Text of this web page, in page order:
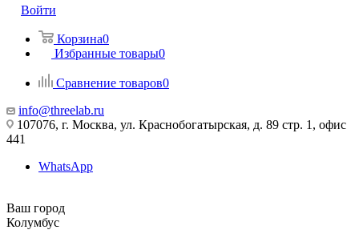
Войти
Корзина0
Избранные товары0
Сравнение товаров0
info@threelab.ru
107076, г. Москва, ул. Краснобогатырская, д. 89 стр. 1, офис
441
WhatsApp
Ваш город
Колумбус